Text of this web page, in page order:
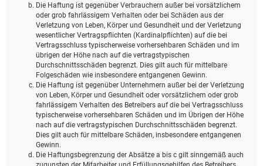
Die Haftung ist gegenüber Verbrauchern außer bei vorsätzlichem
oder grob fahrlässigem Verhalten oder bei Schäden aus der
Verletzung von Leben, Körper und Gesundheit und der Verletzung
wesentlicher Vertragspflichten (Kardinalpflichten) auf die bei
Vertragsschluss typischerweise vorhersehbaren Schäden und im
übrigen der Höhe nach auf die vertragstypischen
Durchschnittsschäden begrenzt. Dies gilt auch für mittelbare
Folgeschäden wie insbesondere entgangenen Gewinn.
Die Haftung ist gegenüber Unternehmern außer bei der Verletzung
von Leben, Körper und Gesundheit oder vorsätzlichem oder grob
fahrlässigem Verhalten des Betreibers auf die bei Vertragsschluss
typischerweise vorhersehbaren Schäden und im Übrigen der Höhe
nach auf die vertragstypischen Durchschnittsschäden begrenzt.
Dies gilt auch für mittelbare Schäden, insbesondere entgangenen
Gewinn.
Die Haftungsbegrenzung der Absätze a bis c gilt sinngemäß auch